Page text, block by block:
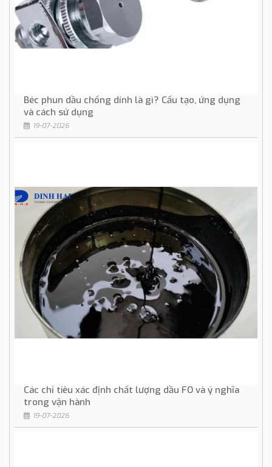
Béc phun dầu chống dính là gì? Cấu tạo, ứng dụng
và cách sử dụng
19-07-2026
Các chỉ tiêu xác định chất lượng dầu FO và ý nghĩa
trong vận hành
19-07-2026